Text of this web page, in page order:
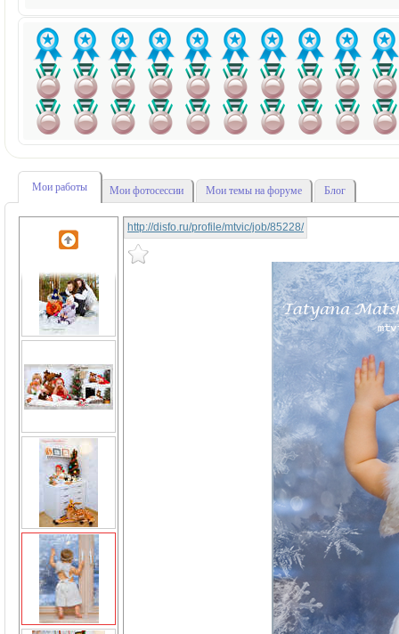
Мои работы Мои фотосессии Мои темы на форуме Блог
http://disfo.ru/profile/mtvic/job/85228/